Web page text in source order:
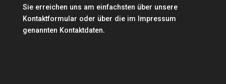
Sie erreichen uns am einfachsten über unsere
Kontaktformular oder über die im Impressum
genannten Kontaktdaten.